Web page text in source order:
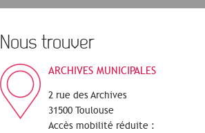
Nous trouver
ARCHIVES MUNICIPALES
2 rue des Archives
31500 Toulouse
Accès mobilité réduite :